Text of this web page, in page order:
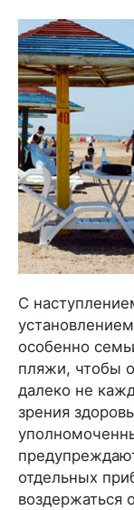
С
особенно
пляжи, чтобы
далеко не
зрения
отдельных
воздержаться